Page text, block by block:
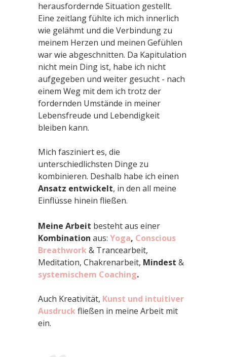
herausfordernde Situation gestellt.
Eine zeitlang fühlte ich mich innerlich
wie gelähmt und die Verbindung zu
meinem Herzen und meinen Gefühlen
war wie abgeschnitten. Da Kapitulation
nicht mein Ding ist, habe ich nicht
aufgegeben und weiter gesucht - nach
einem Weg mit dem ich trotz der
fordernden Umstände in meiner
Lebensfreude und Lebendigkeit
bleiben kann.
Mich fasziniert es, die
unterschiedlichsten Dinge zu
kombinieren. Deshalb habe ich einen
Ansatz entwickelt, in den all meine
Einflüsse hinein fließen.
Meine Arbeit besteht aus einer
Kombination aus: Yoga, Conscious
Breathwork& Trancearbeit,
Meditation, Chakrenarbeit, Mindest &
systemischem Coaching.
Auch Kreativität, Kunst und intuitiver
Ausdruckfließen in meine Arbeit mit
ein.